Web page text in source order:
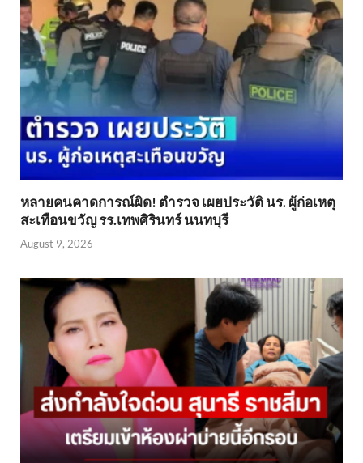
หลายคนคาดการณ์ผิด! ตำรวจ เผยประวัติ นร. ผู้ก่อเหตุ
สะเทือนขวัญ รร.เทพศิรินทร์ นนทบุรี
August 9, 2026